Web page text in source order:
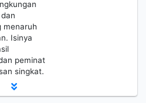
menaruh
Isinya
peminat
singkat.